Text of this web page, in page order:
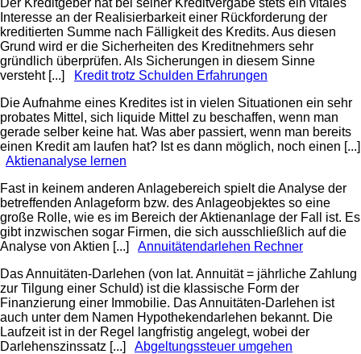
Der Kreditgeber hat bei seiner Kreditvergabe stets ein vitales
Interesse an der Realisierbarkeit einer Rückforderung der
kreditierten Summe nach Fälligkeit des Kredits. Aus diesen
Grund wird er die Sicherheiten des Kreditnehmers sehr
gründlich überprüfen. Als Sicherungen in diesem Sinne
versteht [...]
Kredit trotz Schulden Erfahrungen
Die Aufnahme eines Kredites ist in vielen Situationen ein sehr
probates Mittel, sich liquide Mittel zu beschaffen, wenn man
gerade selber keine hat. Was aber passiert, wenn man bereits
einen Kredit am laufen hat? Ist es dann möglich, noch einen [...]
Aktienanalyse lernen
Fast in keinem anderen Anlagebereich spielt die Analyse der
betreffenden Anlageform bzw. des Anlageobjektes so eine
große Rolle, wie es im Bereich der Aktienanlage der Fall ist. Es
gibt inzwischen sogar Firmen, die sich ausschließlich auf die
Analyse von Aktien [...] Annuitätendarlehen Rechner
Das Annuitäten-Darlehen (von lat. Annuität = jährliche Zahlung
zur Tilgung einer Schuld) ist die klassische Form der
Finanzierung einer Immobilie. Das Annuitäten-Darlehen ist
auch unter dem Namen Hypothekendarlehen bekannt. Die
Laufzeit ist in der Regel langfristig angelegt, wobei der
Darlehenszinssatz [...] Abgeltungssteuer umgehen